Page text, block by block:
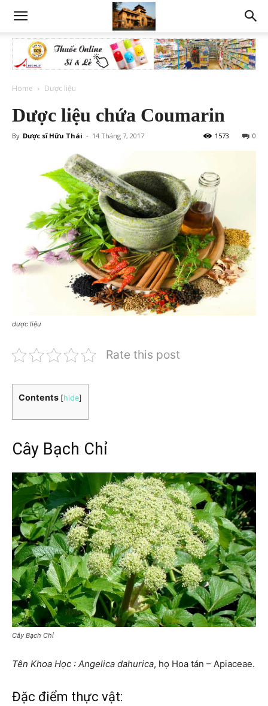
Home Dược liệu
Dược liệu chứa Coumarin
By Dược sĩ Hữu Thái - 14 Tháng 7, 2017 0
1573
dược liệu
Rate this post
Contents [hide]
Cây Bạch Chỉ
Cây Bạch Chỉ
Tên Khoa Học : Angelica dahurica, họ Hoa tán – Apiaceae.
Đặc điểm thực vật: